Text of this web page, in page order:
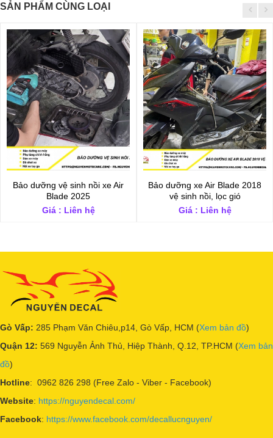
SẢN PHẨM CÙNG LOẠI
Bảo dưỡng vệ sinh nồi xe Air
Blade 2025
Giá : Liên hệ
Bảo dưỡng xe Air Blade 2018
vệ sinh nồi, lọc gió
Giá : Liên hệ
Gò Vấp: 285 Phạm Văn Chiêu,p14, Gò Vấp, HCM (Xem bản đồ)
Quận 12: 569 Nguyễn Ảnh Thủ, Hiệp Thành, Q.12, TP.HCM (Xem bản
đồ)
Hotline: 0962 826 298 (Free Zalo - Viber - Facebook)
Website: https://nguyendecal.com/
Facebook: https://www.facebook.com/decallucnguyen/